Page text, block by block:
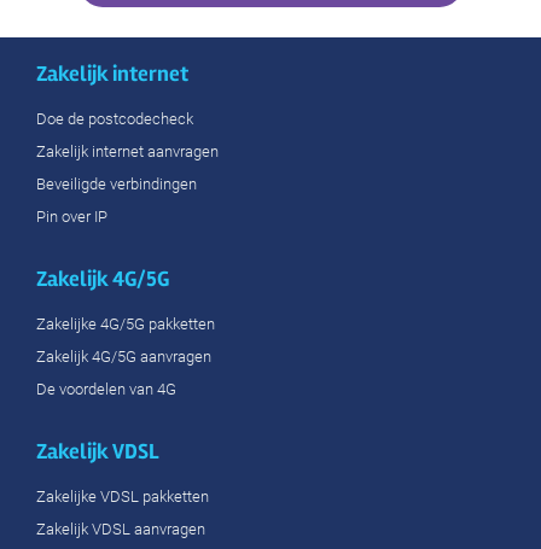
Zakelijk internet
Doe de postcodecheck
Zakelijk internet aanvragen
Beveiligde verbindingen
Pin over IP
Zakelijk 4G/5G
Zakelijke 4G/5G pakketten
Zakelijk 4G/5G aanvragen
De voordelen van 4G
Zakelijk VDSL
Zakelijke VDSL pakketten
Zakelijk VDSL aanvragen